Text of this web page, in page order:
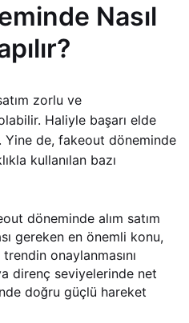
Nasıl
zorlu ve
Haliyle başarı elde
de, fakeout döneminde
kullanılan bazı
döneminde alım satım
gereken en önemli konu,
onaylanmasını
direnç seviyelerinde net
doğru güçlü hareket